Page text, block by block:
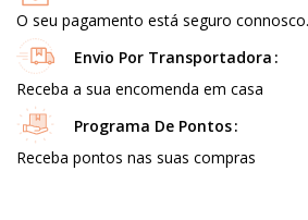
O seu pagamento está seguro connosco.
Envio Por Transportadora
Receba a sua encomenda em casa
Programa De Pontos
Receba pontos nas suas compras